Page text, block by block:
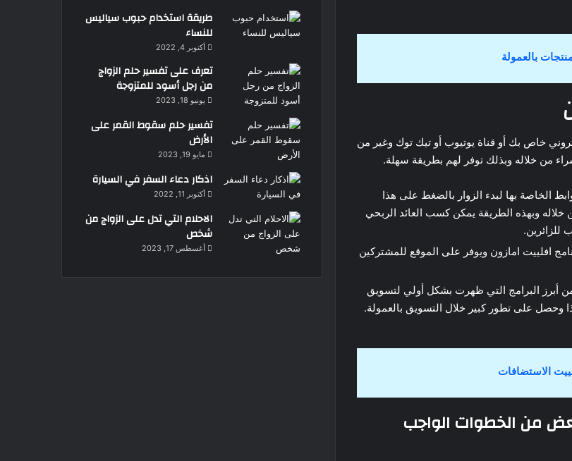
بالعمولة
خاص بك أو قناة يوتيوب أو تيك توك وغير من
من خلاله وبذلك توفر لهم بطريقة سهلة.
الخاصة بها لبدء الزوار بالضغط على هذا
خلاله وبهذه الطريقة يمكن كسب العائد الربحي
افلييت امازون ويوفر على الموقع للمشتركين
أبرز البرامج التي ظهرت بشكل أولي لتسويق
وحصل على تطور كبير خلال التسويق بالعمولة.
الاستضافات
من الخطوات الواجب
طريقة استخدام حبوب سياليس
للنساء
أكتوبر 4, 2022
تعرف على تفسير حلم الزواج
من رجل أسود للمتزوجة
يونيو 18, 2023
تفسير حلم سقوط القمر على
الأرض
مايو 19, 2023
اذكار دعاء السفر في السيارة
أكتوبر 11, 2022
الاحلام التي تدل على الزواج من
شخص
أغسطس 17, 2023